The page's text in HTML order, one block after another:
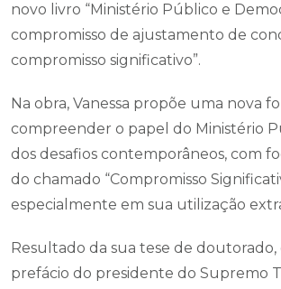
novo livro “Ministério Público e
compromisso de ajustamento de
compromisso significativo”.
Na obra, Vanessa propõe uma nova
compreender o papel do Ministério
dos desafios contemporâneos, com
do chamado “Compromisso
especialmente em sua utilização
Resultado da sua tese de doutorado,
prefácio do presidente do Supremo